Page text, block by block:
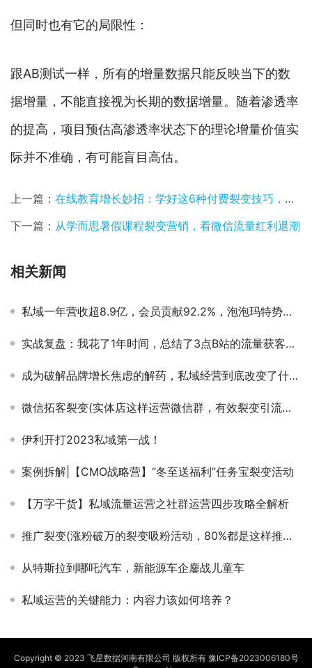
但同时也有它的局限性：
跟AB测试一样，所有的增量数据只能反映当下的数
据增量，不能直接视为长期的数据增量。随着渗透率
的提高，项目预估高渗透率状态下的理论增量价值实
际并不准确，有可能盲目高估。
上一篇： 在线教育增长妙招：学好这6种付费裂变技巧，保你精准引流
下一篇： 从学而思暑假课程裂变营销，看微信流量红利退潮
相关新闻
私域一年营收超8.9亿，会员贡献92.2%，泡泡玛特势如破竹
实战复盘：我花了1年时间，总结了3点B站的流量获客方法论
成为破解品牌增长焦虑的解药，私域经营到底改变了什么？
微信拓客裂变(实体店这样运营微信群，有效裂变引流，提升成交率)
伊利开打2023私域第一战！
案例拆解|【CMO战略营】“冬至送福利”任务宝裂变活动
【万字干货】私域流量运营之社群运营四步攻略全解析
推广裂变(涨粉破万的裂变吸粉活动，80%都是这样推广的)
从特斯拉到哪吒汽车，新能源车企鏖战儿童车
私域运营的关键能力：内容力该如何培养？
Copyright © 2023 飞星数据河南有限公司 版权所有 豫ICP备2023006180号